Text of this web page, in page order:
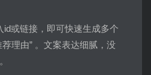
id或链接，即可快速生成多个
理由” 。文案表达细腻，没